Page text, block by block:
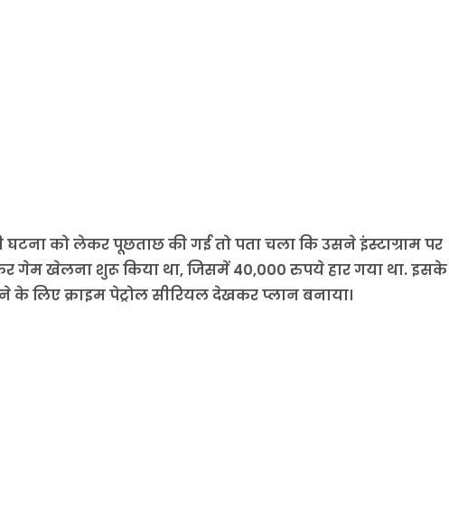
को लेकर पूछताछ की गई तो पता चला कि उसने इंस्टाग्राम पर
गेम खेलना शुरू किया था, जिसमें 40,000 रुपये हार गया था. इसके
लिए क्राइम पेट्रोल सीरियल देखकर प्लान बनाया।